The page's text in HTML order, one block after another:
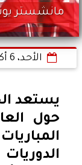
مانشستر
الأحد، 6 أكتوبر 2024
يستعد
حول
الدوريات